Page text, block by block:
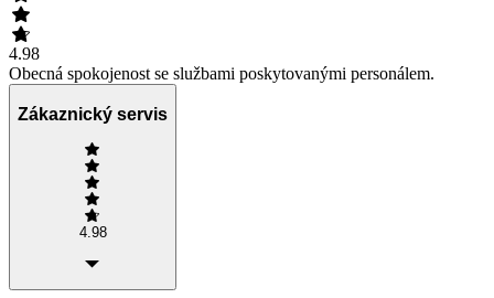
4.98
Obecná spokojenost se službami poskytovanými personálem.
Zákaznický servis
4.98